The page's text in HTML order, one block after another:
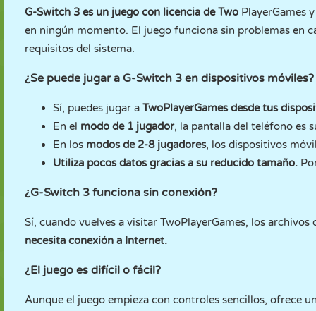
G-Switch 3 es un juego con licencia de Two PlayerGames
en ningún momento. El juego funciona sin problemas en
requisitos del sistema.
¿Se puede jugar a G-Switch 3 en dispositivos móviles?
Sí, puedes jugar a TwoPlayerGames desde tus
En el modo de 1 jugador, la pantalla del teléfono es
En los modos de 2-8 jugadores, los dispositivos
Utiliza pocos datos gracias a su reducido tamaño.
¿G-Switch 3 funciona sin conexión?
Sí, cuando vuelves a visitar TwoPlayerGames, los
necesita conexión a Internet.
¿El juego es difícil o fácil?
Aunque el juego empieza con controles sencillos, ofrece